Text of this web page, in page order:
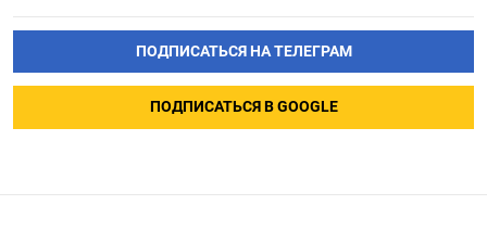
ПОДПИСАТЬСЯ НА ТЕЛЕГРАМ
ПОДПИСАТЬСЯ В GOOGLE